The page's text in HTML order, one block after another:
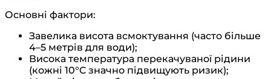
Основні фактори:
Завелика висота всмоктування (часто більше
4–5 метрів для води);
Висока температура перекачуваної рідини
(кожні 10°C значно підвищують ризик);